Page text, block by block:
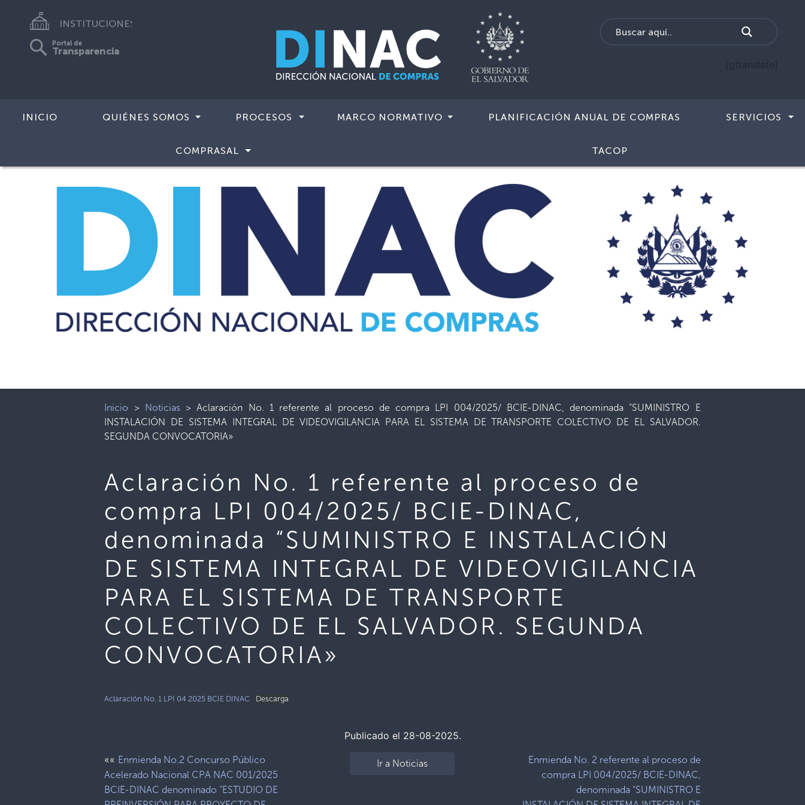
INSTITUCIONES
Portal de
Transparencia
[gtranslate]
INICIO QUIÉNES SOMOS PROCESOS MARCO NORMATIVO PLANIFICACIÓN ANUAL DE COMPRAS SERVICIOS
COMPRASAL TACOP
Inicio > Noticias>Aclaración No. 1 referente al proceso de compra LPI 004/2025/ BCIE-DINAC, denominada “SUMINISTRO E
INSTALACIÓN DE SISTEMA INTEGRAL DE VIDEOVIGILANCIA PARA EL SISTEMA DE TRANSPORTE COLECTIVO DE EL SALVADOR.
SEGUNDA CONVOCATORIA»
Aclaración No. 1 referente al proceso de
compra LPI 004/2025/ BCIE-DINAC,
denominada “SUMINISTRO E INSTALACIÓN
DE SISTEMA INTEGRAL DE VIDEOVIGILANCIA
PARA EL SISTEMA DE TRANSPORTE
COLECTIVO DE EL SALVADOR. SEGUNDA
CONVOCATORIA»
Aclaración No. 1 LPI 04 2025 BCIE DINAC Descarga
Publicado el 28-08-2025.
«« Enmienda No.2 Concurso Público
Acelerado Nacional CPA NAC 001/2025
BCIE-DINAC denominado “ESTUDIO DE
Ir a Noticias
Enmienda No. 2 referente al proceso de
compra LPI 004/2025/ BCIE-DINAC,
denominada “SUMINISTRO E